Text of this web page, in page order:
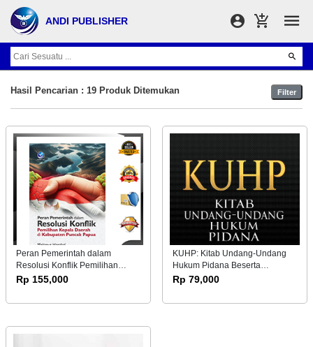
ANDI PUBLISHER
Filter
Hasil Pencarian : 19 Produk Ditemukan
Peran Pemerintah dalam
Resolusi Konflik Pemilihan
Kepala Daerah di Kabupaten
Rp 155,000
KUHP: Kitab Undang-Undang
Hukum Pidana Beserta
Penjelasannya Terbaru &
Rp 79,000